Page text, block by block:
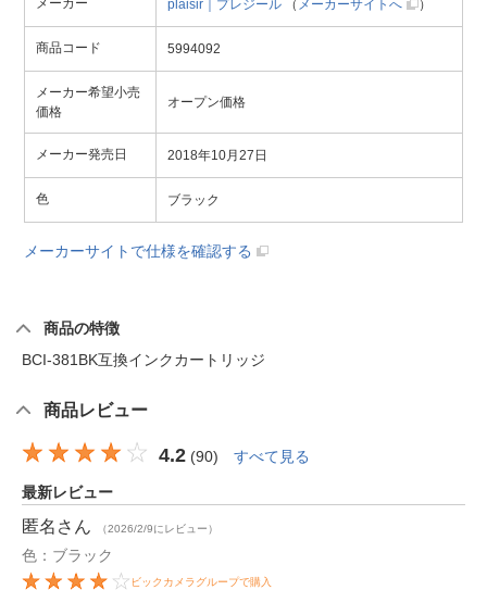
メーカー plaisir｜プレジール （ メーカーサイトへ ）
商品コード 5994092
メーカー希望小売
価格
オープン価格
メーカー発売日 2018年10月27日
色 ブラック
メーカーサイトで仕様を確認する
商品の特徴
BCI-381BK互換インクカートリッジ
商品レビュー
4.2 (90) すべて見る
最新レビュー
匿名 さん （2026/2/9にレビュー）
色：ブラック
ビックカメラグループで購入